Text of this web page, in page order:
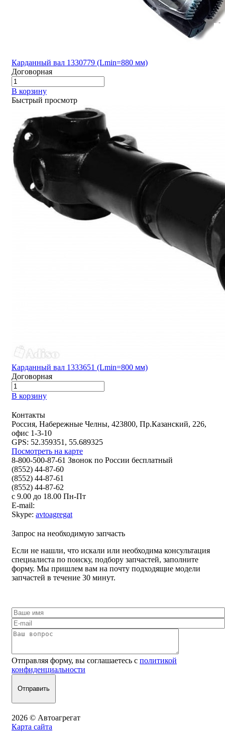
Карданный вал 1330779 (Lmin=880 мм)
Договорная
В корзину
Быстрый просмотр
Карданный вал 1333651 (Lmin=800 мм)
Договорная
В корзину
Контакты
Россия, Набережные Челны, 423800, Пр.Казанский, 226,
офис 1-3-10
GPS: 52.359351, 55.689325
Посмотреть на карте
8-800-500-87-61 Звонок по России бесплатный
(8552) 44-87-60
(8552) 44-87-61
(8552) 44-87-62
с 9.00 до 18.00 Пн-Пт
E-mail:
Skype: avtoagregat
Запрос на необходимую запчасть
Если не нашли, что искали или необходима консультация
специалиста по поиску, подбору запчастей, заполните
форму. Мы пришлем вам на почту подходящие модели
запчастей в течение 30 минут.
Отправляя форму, вы соглашаетесь с политикой
конфиденциальности
2026 © Автоагрегат
Карта сайта